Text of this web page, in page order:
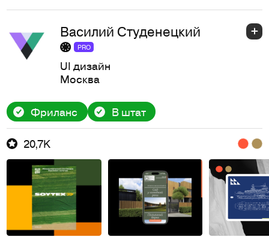
Василий Студенецкий
PRO
UI дизайн
Москва
Фриланс В штат
20,7K